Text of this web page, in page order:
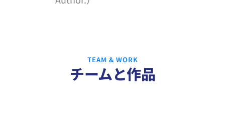
TEAM & WORK
チームと作品